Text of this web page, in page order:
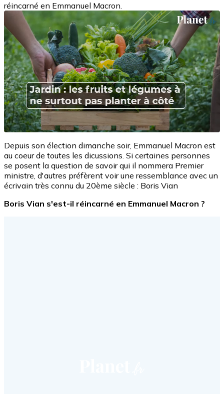
réincarné en Emmanuel Macron.
Depuis son élection dimanche soir, Emmanuel Macron est
au coeur de toutes les dicussions. Si certaines personnes
se posent la question de savoir qui il nommera Premier
ministre, d'autres préfèrent voir une ressemblance avec un
écrivain très connu du 20ème siècle : Boris Vian
Boris Vian s'est-il réincarné en Emmanuel Macron ?